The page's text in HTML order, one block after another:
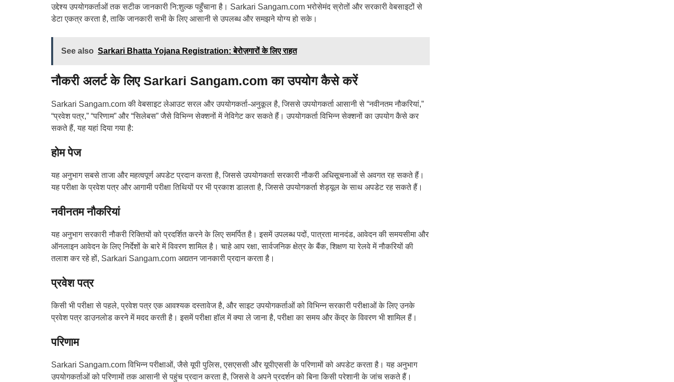
उद्देश्य उपयोगकर्ताओं तक सटीक जानकारी नि:शुल्क पहुँचाना है। Sarkari Sangam.com भरोसेमंद स्रोतों और सरकारी वेबसाइटों से
डेटा एकत्र करता है, ताकि जानकारी सभी के लिए आसानी से उपलब्ध और समझने योग्य हो सके।
See also Sarkari Bhatta Yojana Registration: बेरोज़गारों के लिए राहत
नौकरी अलर्ट के लिए Sarkari Sangam.com का उपयोग कैसे करें
Sarkari Sangam.com की वेबसाइट लेआउट सरल और उपयोगकर्ता-अनुकूल है, जिससे उपयोगकर्ता आसानी से “नवीनतम नौकरियां,”
“प्रवेश पत्र,” “परिणाम” और “सिलेबस” जैसे विभिन्न सेक्शनों में नेविगेट कर सकते हैं। उपयोगकर्ता विभिन्न सेक्शनों का उपयोग कैसे कर
सकते हैं, यह यहां दिया गया है:
होम पेज
यह अनुभाग सबसे ताजा और महत्वपूर्ण अपडेट प्रदान करता है, जिससे उपयोगकर्ता सरकारी नौकरी अधिसूचनाओं से अवगत रह सकते हैं।
यह परीक्षा के प्रवेश पत्र और आगामी परीक्षा तिथियों पर भी प्रकाश डालता है, जिससे उपयोगकर्ता शेड्यूल के साथ अपडेट रह सकते हैं।
नवीनतम नौकरियां
यह अनुभाग सरकारी नौकरी रिक्तियों को प्रदर्शित करने के लिए समर्पित है। इसमें उपलब्ध पदों, पात्रता मानदंड, आवेदन की समयसीमा और
ऑनलाइन आवेदन के लिए निर्देशों के बारे में विवरण शामिल है। चाहे आप रक्षा, सार्वजनिक क्षेत्र के बैंक, शिक्षण या रेलवे में नौकरियों की
तलाश कर रहे हों, Sarkari Sangam.com अद्यतन जानकारी प्रदान करता है।
प्रवेश पत्र
किसी भी परीक्षा से पहले, प्रवेश पत्र एक आवश्यक दस्तावेज है, और साइट उपयोगकर्ताओं को विभिन्न सरकारी परीक्षाओं के लिए उनके
प्रवेश पत्र डाउनलोड करने में मदद करती है। इसमें परीक्षा हॉल में क्या ले जाना है, परीक्षा का समय और केंद्र के विवरण भी शामिल हैं।
परिणाम
Sarkari Sangam.com विभिन्न परीक्षाओं, जैसे यूपी पुलिस, एसएससी और यूपीएससी के परिणामों को अपडेट करता है। यह अनुभाग
उपयोगकर्ताओं को परिणामों तक आसानी से पहुंच प्रदान करता है, जिससे वे अपने प्रदर्शन को बिना किसी परेशानी के जांच सकते हैं।